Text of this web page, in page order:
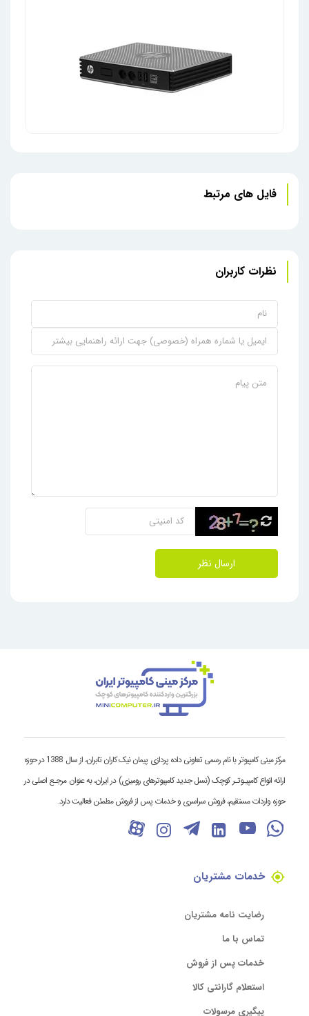
فایل های مرتبط
نظرات کاربران
ارسال نظر
مرکز مینی کامپیوتر با نام رسمی تعاونی داده پردازی پیمان نیک کاران تابران، از سال 1388 در حوزه
ارائه انواع کامپیـوتـر کوچک (نسل جدید کامپیوترهای رومیزی) در ایران، به عنوان مرجـع اصلی در
حوزه واردات مستقیم، فروش سراسری و خدمات پس از فروش مطمئن فعالیت دارد.
خدمات مشتریان
رضایت نامه مشتریان
تماس با ما
خدمات پس از فروش
استعلام گارانتی کالا
پیگیری مرسولات